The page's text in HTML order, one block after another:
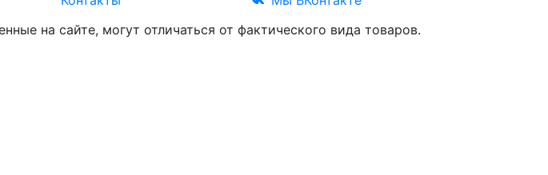
на сайте, могут отличаться от фактического вида товаров.